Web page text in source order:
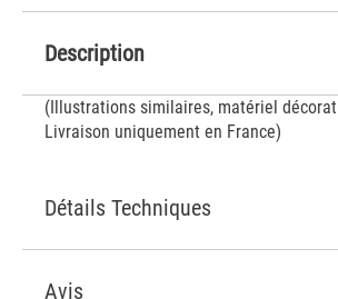
Description
(Illustrations similaires, matériel
Livraison uniquement en France)
Détails Techniques
Avis